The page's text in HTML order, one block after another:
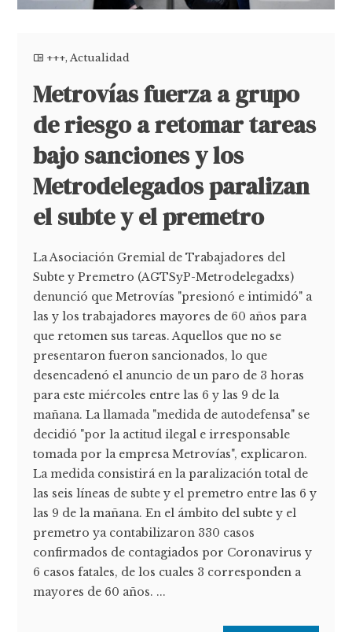
+++,Actualidad
Metrovías fuerza a grupo
de riesgo a retomar tareas
bajo sanciones y los
Metrodelegados paralizan
el subte y el premetro
La Asociación Gremial de Trabajadores del
Subte y Premetro (AGTSyP-Metrodelegadxs)
denunció que Metrovías "presionó e intimidó" a
las y los trabajadores mayores de 60 años para
que retomen sus tareas. Aquellos que no se
presentaron fueron sancionados, lo que
desencadenó el anuncio de un paro de 3 horas
para este miércoles entre las 6 y las 9 de la
mañana. La llamada "medida de autodefensa" se
decidió "por la actitud ilegal e irresponsable
tomada por la empresa Metrovías", explicaron.
La medida consistirá en la paralización total de
las seis líneas de subte y el premetro entre las 6 y
las 9 de la mañana. En el ámbito del subte y el
premetro ya contabilizaron 330 casos
confirmados de contagiados por Coronavirus y
6 casos fatales, de los cuales 3 corresponden a
mayores de 60 años. ...